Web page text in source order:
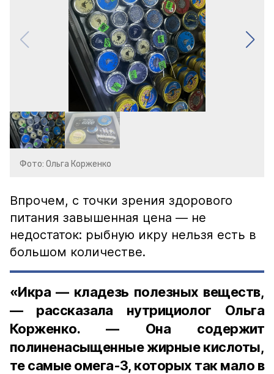
Фото: Ольга Корженко
Впрочем, с точки зрения здорового
питания завышенная цена — не
недостаток: рыбную икру нельзя есть в
большом количестве.
«Икра — кладезь полезных веществ,
— рассказала нутрициолог Ольга
Корженко. — Она содержит
полиненасыщенные жирные кислоты,
те самые омега-3, которых так мало в